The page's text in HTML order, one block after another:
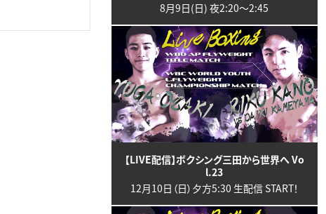
8月9日(日) 夜2:20〜2:45
【LIVE配信】ボクシング三田から世界へ Vo
l.23
12月10日（日）夕方5:30 生配信 START！